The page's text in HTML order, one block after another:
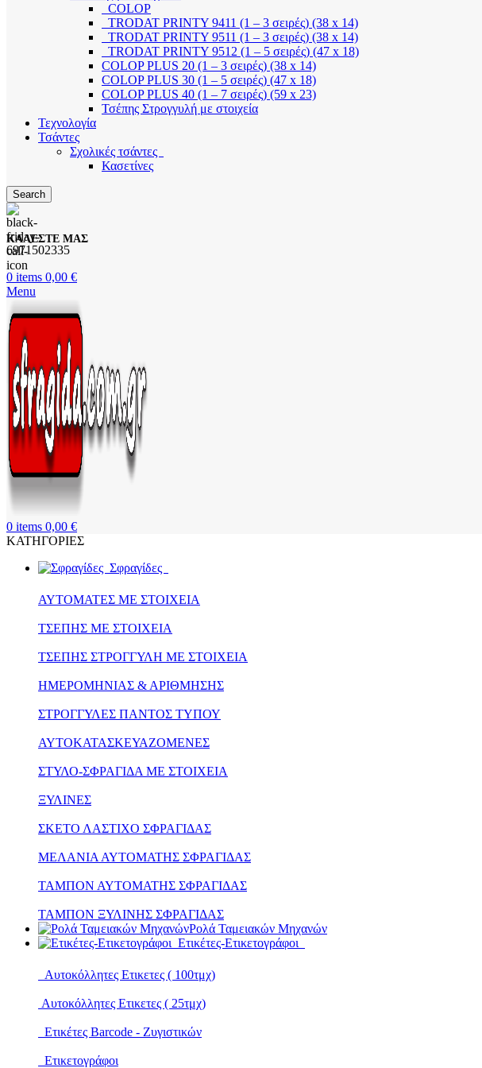
COLOP
TRODAT PRINTY 9411 (1 – 3 σειρές) (38 x 14)
TRODAT PRINTY 9511 (1 – 3 σειρές) (38 x 14)
TRODAT PRINTY 9512 (1 – 5 σειρές) (47 x 18)
COLOP PLUS 20 (1 – 3 σειρές) (38 x 14)
COLOP PLUS 30 (1 – 5 σειρές) (47 x 18)
COLOP PLUS 40 (1 – 7 σειρές) (59 x 23)
Τσέπης Στρογγυλή με στοιχεία
Τεχνολογία
Τσάντες
Σχολικές τσάντες
Κασετίνες
Search
ΚΑΛΕΣΤΕ ΜΑΣ
6971502335
0 items 0,00 €
Menu
0 items 0,00 €
ΚΑΤΗΓΟΡΙΕΣ
Σφραγίδες
ΑΥΤΟΜΑΤΕΣ ΜΕ ΣΤΟΙΧΕΙΑ
ΤΣΕΠΗΣ ΜΕ ΣΤΟΙΧΕΙΑ
ΤΣΕΠΗΣ ΣΤΡΟΓΓΥΛΗ ΜΕ ΣΤΟΙΧΕΙΑ
ΗΜΕΡΟΜΗΝΙΑΣ & ΑΡΙΘΜΗΣΗΣ
ΣΤΡΟΓΓΥΛΕΣ ΠΑΝΤΟΣ ΤΥΠΟΥ
ΑΥΤΟΚΑΤΑΣΚΕΥΑΖΟΜΕΝΕΣ
ΣΤΥΛΟ-ΣΦΡΑΓΙΔΑ ΜΕ ΣΤΟΙΧΕΙΑ
ΞΥΛΙΝΕΣ
ΣΚΕΤΟ ΛΑΣΤΙΧΟ ΣΦΡΑΓΙΔΑΣ
ΜΕΛΑΝΙΑ ΑΥΤΟΜΑΤΗΣ ΣΦΡΑΓΙΔΑΣ
ΤΑΜΠΟΝ ΑΥΤΟΜΑΤΗΣ ΣΦΡΑΓΙΔΑΣ
ΤΑΜΠΟΝ ΞΥΛΙΝΗΣ ΣΦΡΑΓΙΔΑΣ
Ρολά Ταμειακών Μηχανών
Ετικέτες-Ετικετογράφοι
Αυτοκόλλητες Ετικετες ( 100τμχ)
Αυτοκόλλητες Ετικετες ( 25τμχ)
Ετικέτες Barcode - Ζυγιστικών
Ετικετογράφοι